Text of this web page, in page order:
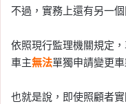
不過，實務上還有另一個
依照現行監理機關規定
車主無法單獨申請變更車
也就是說，即使照顧者